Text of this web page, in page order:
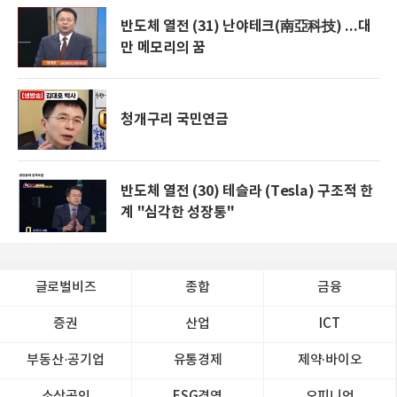
반도체 열전 (31) 난야테크(南亞科技) ...대
만 메모리의 꿈
청개구리 국민연금
반도체 열전 (30) 테슬라 (Tesla) 구조적 한
계 "심각한 성장통"
글로벌비즈 종합 금융
증권 산업 ICT
부동산·공기업 유통경제 제약∙바이오